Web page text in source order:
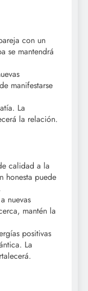
con un
se mantendrá
manifestarse
La
la relación.
calidad a la
honesta puede
nuevas
mantén la
positivas
La